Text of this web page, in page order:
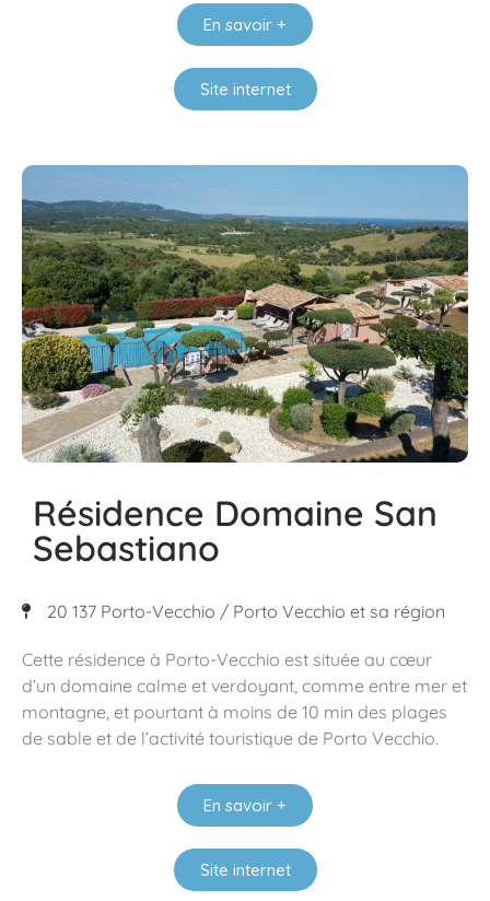
En savoir +
Site internet
Résidence Domaine San
Sebastiano
20 137 Porto-Vecchio / Porto Vecchio et sa région
Cette résidence à Porto-Vecchio est située au cœur
d’un domaine calme et verdoyant, comme entre mer et
montagne, et pourtant à moins de 10 min des plages
de sable et de l’activité touristique de Porto Vecchio.
En savoir +
Site internet